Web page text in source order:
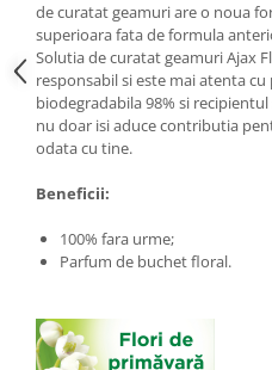
de curatat geamuri are o noua
superioara fata de formula
Solutia de curatat geamuri Ajax
responsabil si este mai atenta
biodegradabila 98% si
nu doar isi aduce contributia
odata cu tine.
Beneficii:
100% fara urme;
Parfum de buchet floral.